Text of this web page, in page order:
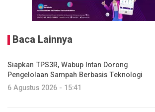
Baca Lainnya
Siapkan TPS3R, Wabup Intan Dorong
Pengelolaan Sampah Berbasis Teknologi
6 Agustus 2026 - 15:41